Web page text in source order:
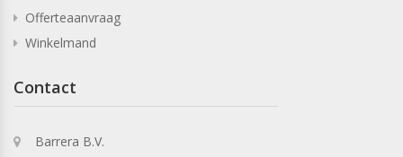
Offerteaanvraag
Winkelmand
Contact
Barrera B.V.